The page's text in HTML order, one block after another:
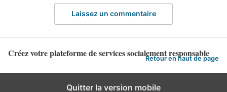
Laissez un commentaire
Créez votre plateforme de services socialement responsable
Retour en haut de page
Quitter la version mobile